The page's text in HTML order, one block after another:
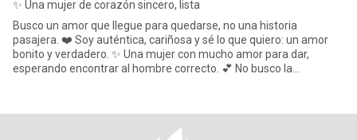
✨ Una mujer de corazón sincero, lista
Busco un amor que llegue para quedarse, no una historia
pasajera. ❤️ Soy auténtica, cariñosa y sé lo que quiero: un amor
bonito y verdadero. ✨ Una mujer con mucho amor para dar,
esperando encontrar al hombre correcto. 💕 No busco la